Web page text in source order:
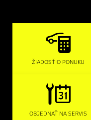
ŽIADOSŤ O PONUKU
OBJEDNAŤ NA SERVIS